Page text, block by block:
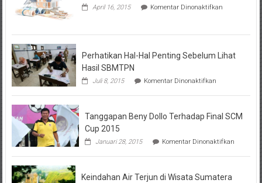
April 16, 2015 Komentar Dinonaktifkanpada
Perhatikan Hal-Hal Penting Sebelum Lihat
Hasil SBMTPN
Juli 8, 2015 Komentar Dinonaktifkanpada
Hal-
Penting
Hasil
Tanggapan Beny Dollo Terhadap Final SCM
Cup 2015
Januari 28, 2015 Komentar Dinonaktifkanpada
Beny
Keindahan Air Terjun di Wisata Sumatera